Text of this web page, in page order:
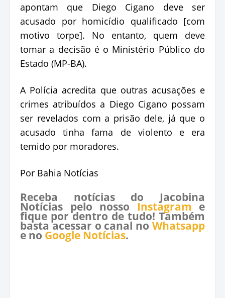
apontam que Diego Cigano deve ser
acusado por homicídio qualificado [com
motivo torpe]. No entanto, quem deve
tomar a decisão é o Ministério Público do
Estado (MP-BA).
A Polícia acredita que outras acusações e
crimes atribuídos a Diego Cigano possam
ser revelados com a prisão dele, já que o
acusado tinha fama de violento e era
temido por moradores.
Por Bahia Notícias
Receba notícias do Jacobina
Notícias pelo nosso Instagram e
fique por dentro de tudo! Também
basta acessar o canal no Whatsapp
e no Google Notícias.